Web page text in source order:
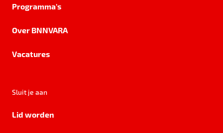
Programma's
Over BNNVARA
Vacatures
Sluit je aan
Lid worden